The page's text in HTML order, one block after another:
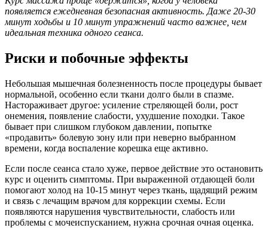
появляется ежедневная безопасная активность. Даже 20-30
минут ходьбы и 10 минут упражнений часто важнее, чем
идеальная техника одного сеанса.
Риски и побочные эффекты
Небольшая мышечная болезненность после процедуры бывает
нормальной, особенно если ткани долго были в спазме.
Настораживает другое: усиление стреляющей боли, рост
онемения, появление слабости, ухудшение походки. Такое
бывает при слишком глубоком давлении, попытке
«продавить» болевую зону или при неверно выбранном
времени, когда воспаление корешка еще активно.
Если после сеанса стало хуже, первое действие это остановить
курс и оценить симптомы. При выраженной отдающей боли
помогают холод на 10-15 минут через ткань, щадящий режим
и связь с лечащим врачом для коррекции схемы. Если
появляются нарушения чувствительности, слабость или
проблемы с мочеиспусканием, нужна срочная очная оценка.